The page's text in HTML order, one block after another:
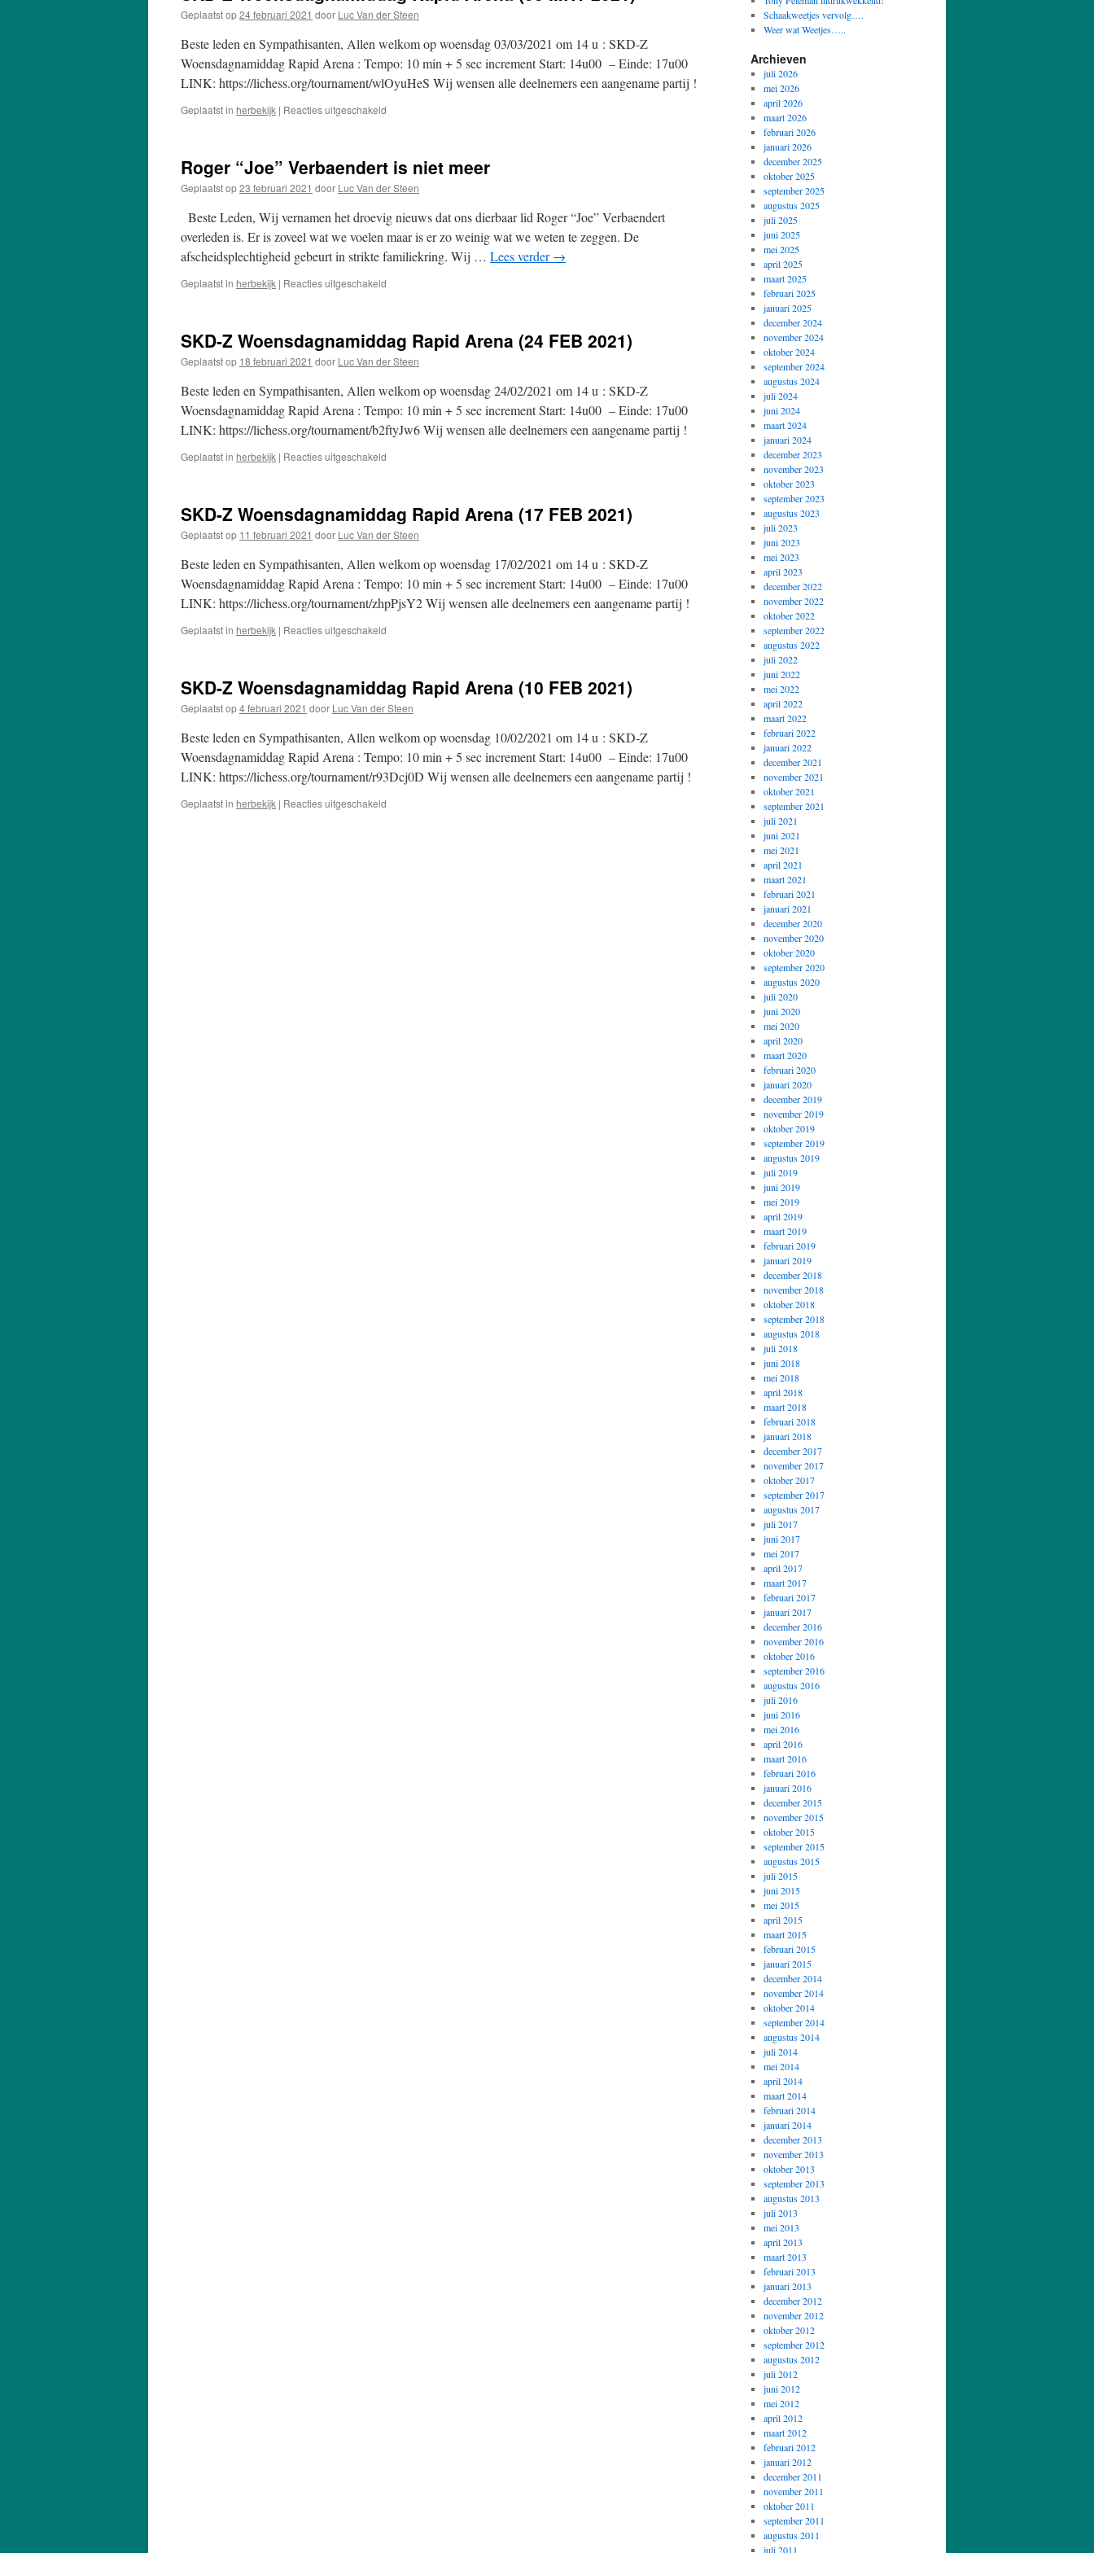
Geplaatst op24 februari 2021 door Luc Van der Steen
Beste leden en Sympathisanten, Allen welkom op woensdag 03/03/2021 om 14 u : SKD-Z
Woensdagnamiddag Rapid Arena : Tempo: 10 min + 5 sec increment Start: 14u00 – Einde: 17u00
LINK: https://lichess.org/tournament/wlOyuHeS Wij wensen alle deelnemers een aangename partij !
Geplaatst in herbekijk | Reacties uitgeschakeld
Rapid
Arena
(03
MRT
2021)
Roger “Joe” Verbaendert is niet meer
Geplaatst op23 februari 2021 door Luc Van der Steen
Beste Leden, Wij vernamen het droevig nieuws dat ons dierbaar lid Roger “Joe” Verbaendert
overleden is. Er is zoveel wat we voelen maar is er zo weinig wat we weten te zeggen. De
afscheidsplechtigheid gebeurt in strikte familiekring. Wij … Lees verder→
Geplaatst in herbekijk | Reacties uitgeschakeld
is
niet
meer
SKD-Z Woensdagnamiddag Rapid Arena (24 FEB 2021)
Geplaatst op 18 februari 2021 door Luc Van der Steen
Beste leden en Sympathisanten, Allen welkom op woensdag 24/02/2021 om 14 u : SKD-Z
Woensdagnamiddag Rapid Arena : Tempo: 10 min + 5 sec increment Start: 14u00 – Einde: 17u00
LINK: https://lichess.org/tournament/b2ftyJw6 Wij wensen alle deelnemers een aangename partij !
Geplaatst in herbekijk | Reacties uitgeschakeld
Rapid
Arena
(24
FEB
2021)
SKD-Z Woensdagnamiddag Rapid Arena (17 FEB 2021)
Geplaatst op 11 februari 2021 door Luc Van der Steen
Beste leden en Sympathisanten, Allen welkom op woensdag 17/02/2021 om 14 u : SKD-Z
Woensdagnamiddag Rapid Arena : Tempo: 10 min + 5 sec increment Start: 14u00 – Einde: 17u00
LINK: https://lichess.org/tournament/zhpPjsY2 Wij wensen alle deelnemers een aangename partij !
Geplaatst in herbekijk | Reacties uitgeschakeld
Rapid
Arena
(17
FEB
2021)
SKD-Z Woensdagnamiddag Rapid Arena (10 FEB 2021)
Geplaatst op4 februari 2021 door Luc Van der Steen
Beste leden en Sympathisanten, Allen welkom op woensdag 10/02/2021 om 14 u : SKD-Z
Woensdagnamiddag Rapid Arena : Tempo: 10 min + 5 sec increment Start: 14u00 – Einde: 17u00
LINK: https://lichess.org/tournament/r93Dcj0D Wij wensen alle deelnemers een aangename partij !
Geplaatst in herbekijk | Reacties uitgeschakeld
Schaakweetjes vervolg….
Weer wat Weetjes…..
Archieven
juli 2026
mei 2026
april 2026
maart 2026
februari 2026
januari 2026
december 2025
oktober 2025
september 2025
augustus 2025
juli 2025
juni 2025
mei 2025
april 2025
maart 2025
februari 2025
januari 2025
december 2024
november 2024
oktober 2024
september 2024
augustus 2024
juli 2024
juni 2024
maart 2024
januari 2024
december 2023
november 2023
oktober 2023
september 2023
augustus 2023
juli 2023
juni 2023
mei 2023
april 2023
december 2022
november 2022
oktober 2022
september 2022
augustus 2022
juli 2022
juni 2022
mei 2022
april 2022
maart 2022
februari 2022
januari 2022
december 2021
november 2021
oktober 2021
september 2021
juli 2021
juni 2021
mei 2021
april 2021
maart 2021
februari 2021
januari 2021
december 2020
november 2020
oktober 2020
september 2020
augustus 2020
juli 2020
juni 2020
mei 2020
april 2020
maart 2020
februari 2020
januari 2020
december 2019
november 2019
oktober 2019
september 2019
augustus 2019
juli 2019
juni 2019
mei 2019
april 2019
maart 2019
februari 2019
januari 2019
december 2018
november 2018
oktober 2018
september 2018
augustus 2018
juli 2018
juni 2018
mei 2018
april 2018
maart 2018
februari 2018
januari 2018
december 2017
november 2017
oktober 2017
september 2017
augustus 2017
juli 2017
juni 2017
mei 2017
april 2017
maart 2017
februari 2017
januari 2017
december 2016
november 2016
oktober 2016
september 2016
augustus 2016
juli 2016
juni 2016
mei 2016
april 2016
maart 2016
februari 2016
januari 2016
december 2015
november 2015
oktober 2015
september 2015
augustus 2015
juli 2015
juni 2015
mei 2015
april 2015
maart 2015
februari 2015
januari 2015
december 2014
november 2014
oktober 2014
september 2014
augustus 2014
juli 2014
mei 2014
april 2014
maart 2014
februari 2014
januari 2014
december 2013
november 2013
oktober 2013
september 2013
augustus 2013
juli 2013
mei 2013
april 2013
maart 2013
februari 2013
januari 2013
december 2012
november 2012
oktober 2012
september 2012
augustus 2012
juli 2012
juni 2012
mei 2012
april 2012
maart 2012
februari 2012
januari 2012
december 2011
november 2011
oktober 2011
september 2011
augustus 2011
juli 2011